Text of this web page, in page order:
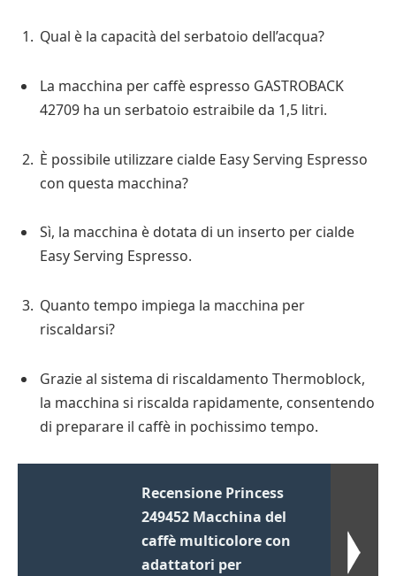
Qual è la capacità del serbatoio dell’acqua?
La macchina per caffè espresso GASTROBACK
42709 ha un serbatoio estraibile da 1,5 litri.
È possibile utilizzare cialde Easy Serving Espresso
con questa macchina?
Sì, la macchina è dotata di un inserto per cialde
Easy Serving Espresso.
Quanto tempo impiega la macchina per
riscaldarsi?
Grazie al sistema di riscaldamento Thermoblock,
la macchina si riscalda rapidamente, consentendo
di preparare il caffè in pochissimo tempo.
Recensione Princess
249452 Macchina del
caffè multicolore con
adattatori per